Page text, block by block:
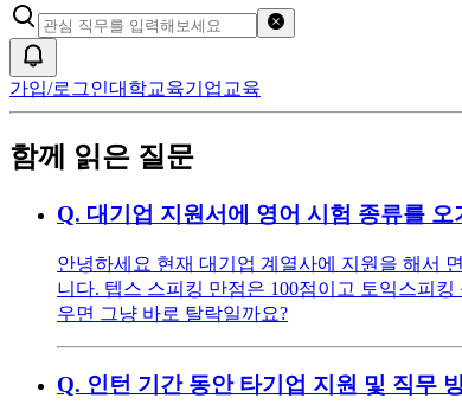
가입/로그인대학교육기업교육
함께 읽은 질문
Q. 대기업 지원서에 영어 시험 종류를 오
안녕하세요 현재 대기업 계열사에 지원을 해서
니다. 텝스 스피킹 만점은 100점이고 토익스피
우면 그냥 바로 탈락일까요?
Q. 인턴 기간 동안 타기업 지원 및 직무